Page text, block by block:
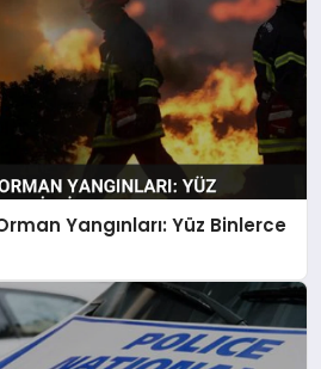
Yangınları: Yüz Binlerce